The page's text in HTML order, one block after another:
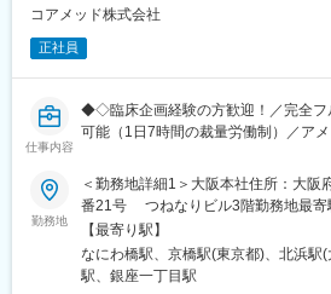
りに注力しております。男女問わず在
女性社員も多く、産休・育休取得実
変更の範囲：会社の定める業務
・非臨床領域における戦略設計から規
体を俯瞰する視点を身につけることが
■教育体制：
通常医薬品メーカー出身が会員であ
員として登録しています。業界関連
ができ、メーカーと同じレベルの業
■働き方：
◎完全在宅勤務のため、拠点（東京・
なくてもご就業いただけます。
◎お昼休みの時間帯も自由なので、例
コアメッド株式会社
正社員
仕事内容
◆◇臨床企画経験の方歓迎！／完全フ
可能（1日7時間の裁量労働制）／ア
◆◇
■仕事内容：
新薬開発における開発戦略および開
中心とした、コンサルティング業務
臨床開発の上流工程から関与し、プロ
勤務地
＜勤務地詳細1＞大阪本社住所：大阪
番21号 つねなりビル3階勤務地最寄
動喫煙対策：屋内全面禁煙＜勤務地
千代田区丸の内1-11-1 パシフィック
13階 受動喫煙対策：屋内全面禁煙変更
【最寄り駅】
なにわ橋駅、京橋駅(東京都)、北浜駅
駅、銀座一丁目駅